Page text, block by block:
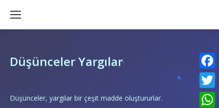
Düşünceler Yargılar
Düşünceler, yargılar bir çeşit madde oluştururlar.